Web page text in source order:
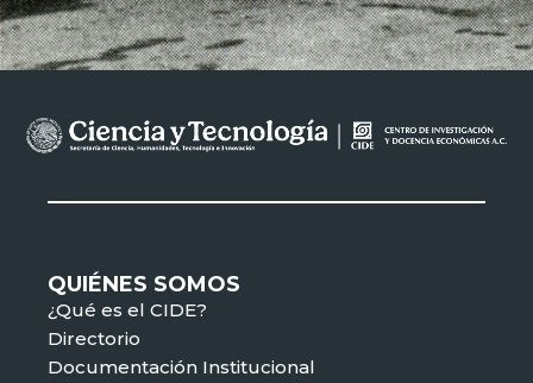
QUIÉNES SOMOS
¿Qué es el CIDE?
Directorio
Documentación Institucional